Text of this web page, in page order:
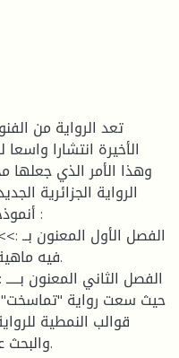
تعد الرواية من
الأخيرة انتشارا
وهذا الأمر الذي جعلها
الرواية الجزائرية
الفصل الأول المعنون بــ
فيه
الفصل الثاني المعنون
حيث سعت رواية "تماسخت"
قوالب النمطية
والبحث عن طرق جديدة في الكتابة الروائية.